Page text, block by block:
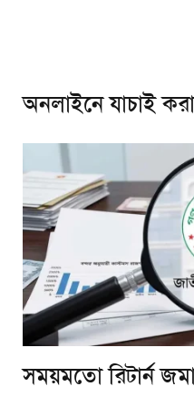
অনলাইনে যাচাই
সময়মতো রিটার্ন